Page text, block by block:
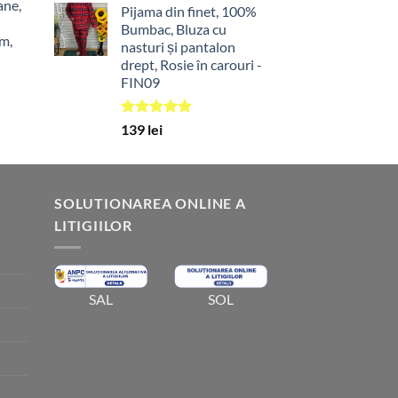
Pijama din finet, 100%
Bumbac, Bluza cu
nasturi și pantalon
drept, Rosie în carouri -
FIN09
Evaluat la
139 lei
SOLUTIONAREA ONLINE A
LITIGIILOR
SAL SOL